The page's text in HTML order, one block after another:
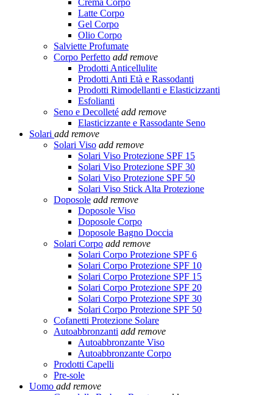
Crema Corpo
Latte Corpo
Gel Corpo
Olio Corpo
Salviette Profumate
Corpo Perfetto add remove
Prodotti Anticellulite
Prodotti Anti Età e Rassodanti
Prodotti Rimodellanti e Elasticizzanti
Esfolianti
Seno e Decolleté add remove
Elasticizzante e Rassodante Seno
Solari add remove
Solari Viso add remove
Solari Viso Protezione SPF 15
Solari Viso Protezione SPF 30
Solari Viso Protezione SPF 50
Solari Viso Stick Alta Protezione
Doposole add remove
Doposole Viso
Doposole Corpo
Doposole Bagno Doccia
Solari Corpo add remove
Solari Corpo Protezione SPF 6
Solari Corpo Protezione SPF 10
Solari Corpo Protezione SPF 15
Solari Corpo Protezione SPF 20
Solari Corpo Protezione SPF 30
Solari Corpo Protezione SPF 50
Cofanetti Protezione Solare
Autoabbronzanti add remove
Autoabbronzante Viso
Autoabbronzante Corpo
Prodotti Capelli
Pre-sole
Uomo add remove